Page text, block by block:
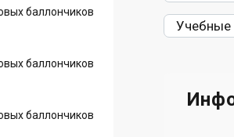
Учебные